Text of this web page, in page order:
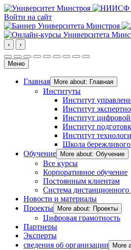
Войти на сайт
‹ ›
Меню
Главная More about: Главная
Институты
Институт
Институт
Институт цифровой
Институт
Институт
Школа
Обучение
More about: Обучение
Все курсы
Корпоративное обучение
Постоянным клиентам
Система дистанционного
Новости и материалы
Проекты
More about: Проекты
Цифровая грамотность
Партнеры
Эксперты
сведения об организации
More